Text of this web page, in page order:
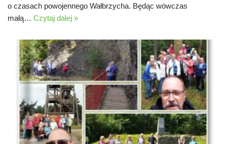
o czasach powojennego Wałbrzycha. Będąc wówczas
małą… Czytaj dalej »